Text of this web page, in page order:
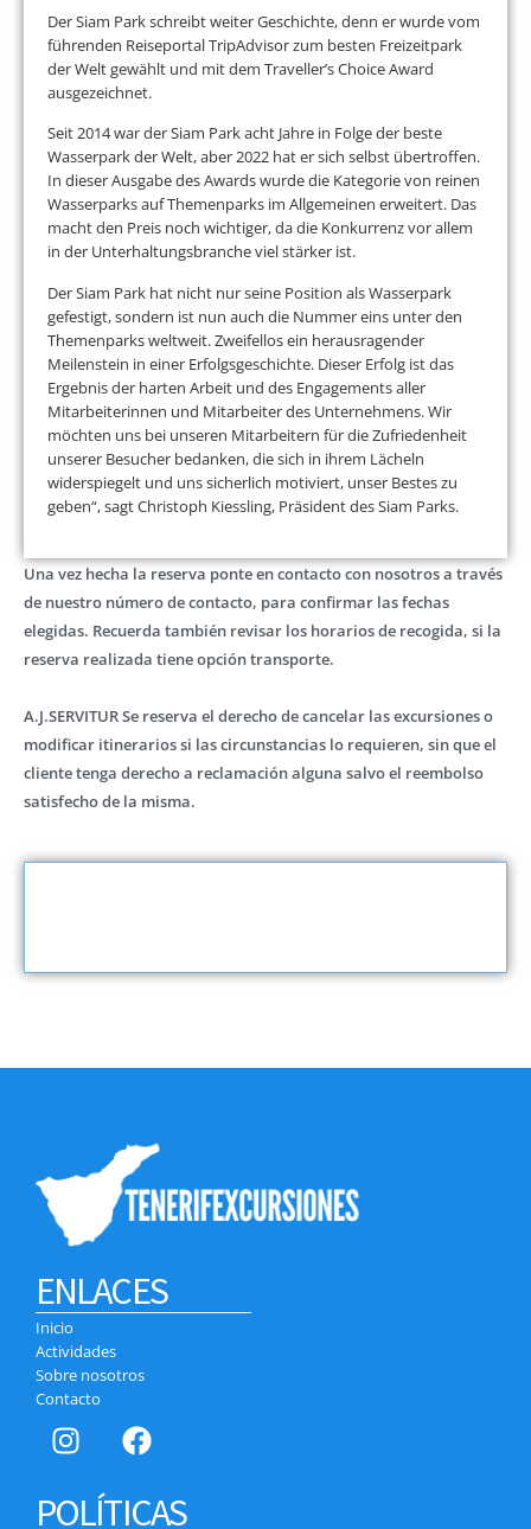
Der Siam Park schreibt weiter Geschichte, denn er wurde vom
führenden Reiseportal TripAdvisor zum besten Freizeitpark
der Welt gewählt und mit dem Traveller’s Choice Award
ausgezeichnet.
Seit 2014 war der Siam Park acht Jahre in Folge der beste
Wasserpark der Welt, aber 2022 hat er sich selbst übertroffen.
In dieser Ausgabe des Awards wurde die Kategorie von reinen
Wasserparks auf Themenparks im Allgemeinen erweitert. Das
macht den Preis noch wichtiger, da die Konkurrenz vor allem
in der Unterhaltungsbranche viel stärker ist.
Der Siam Park hat nicht nur seine Position als Wasserpark
gefestigt, sondern ist nun auch die Nummer eins unter den
Themenparks weltweit. Zweifellos ein herausragender
Meilenstein in einer Erfolgsgeschichte. Dieser Erfolg ist das
Ergebnis der harten Arbeit und des Engagements aller
Mitarbeiterinnen und Mitarbeiter des Unternehmens. Wir
möchten uns bei unseren Mitarbeitern für die Zufriedenheit
unserer Besucher bedanken, die sich in ihrem Lächeln
widerspiegelt und uns sicherlich motiviert, unser Bestes zu
geben“, sagt Christoph Kiessling, Präsident des Siam Parks.
Una vez hecha la reserva ponte en contacto con nosotros a través
de nuestro número de contacto, para confirmar las fechas
elegidas. Recuerda también revisar los horarios de recogida, si la
reserva realizada tiene opción transporte.
A.J.SERVITUR Se reserva el derecho de cancelar las excursiones o
modificar itinerarios si las circunstancias lo requieren, sin que el
cliente tenga derecho a reclamación alguna salvo el reembolso
satisfecho de la misma.
ENLACES
Inicio
Actividades
Sobre nosotros
Contacto
POLÍTICAS